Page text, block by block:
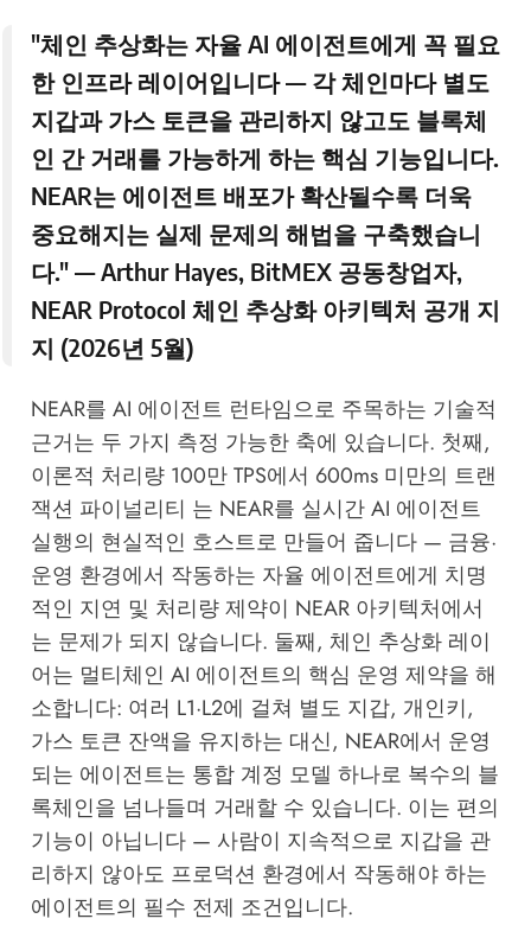
"체인 추상화는 자율 AI 에이전트에게 꼭 필요
한 인프라 레이어입니다 — 각 체인마다 별도
지갑과 가스 토큰을 관리하지 않고도 블록체
인 간 거래를 가능하게 하는 핵심 기능입니다.
NEAR는 에이전트 배포가 확산될수록 더욱
중요해지는 실제 문제의 해법을 구축했습니
다." — Arthur Hayes, BitMEX공동창업자,
NEAR Protocol 체인 추상화 아키텍처 공개 지
지 (2026년 5월)
NEAR를 AI 에이전트 런타임으로 주목하는 기술적
근거는 두 가지 측정 가능한 축에 있습니다. 첫째,
이론적 처리량 100만 TPS에서 600ms 미만의 트랜
잭션 파이널리티 는 NEAR를 실시간 AI 에이전트
실행의 현실적인 호스트로 만들어 줍니다 — 금융·
운영 환경에서 작동하는 자율 에이전트에게 치명
적인 지연 및 처리량 제약이 NEAR 아키텍처에서
는 문제가 되지 않습니다. 둘째, 체인 추상화 레이
어는 멀티체인 AI 에이전트의 핵심 운영 제약을 해
소합니다: 여러 L1·L2에 걸쳐 별도 지갑, 개인키,
가스 토큰 잔액을 유지하는 대신, NEAR에서 운영
되는 에이전트는 통합 계정 모델 하나로 복수의 블
록체인을 넘나들며 거래할 수 있습니다. 이는 편의
기능이 아닙니다 — 사람이 지속적으로 지갑을 관
리하지 않아도 프로덕션 환경에서 작동해야 하는
에이전트의 필수 전제 조건입니다.